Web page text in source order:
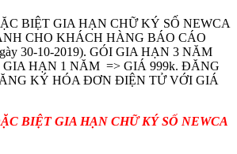
BIỆT GIA HẠN CHỮ KÝ SỐ NEWCA
CHO KHÁCH HÀNG BÁO CÁO
30-10-2019). GÓI GIA HẠN 3 NĂM
GIA HẠN 1 NĂM => GIÁ 999k. ĐĂNG
KÝ HÓA ĐƠN ĐIỆN TỬ VỚI GIÁ
BIỆT GIA HẠN CHỮ KÝ SỐ NEWCA